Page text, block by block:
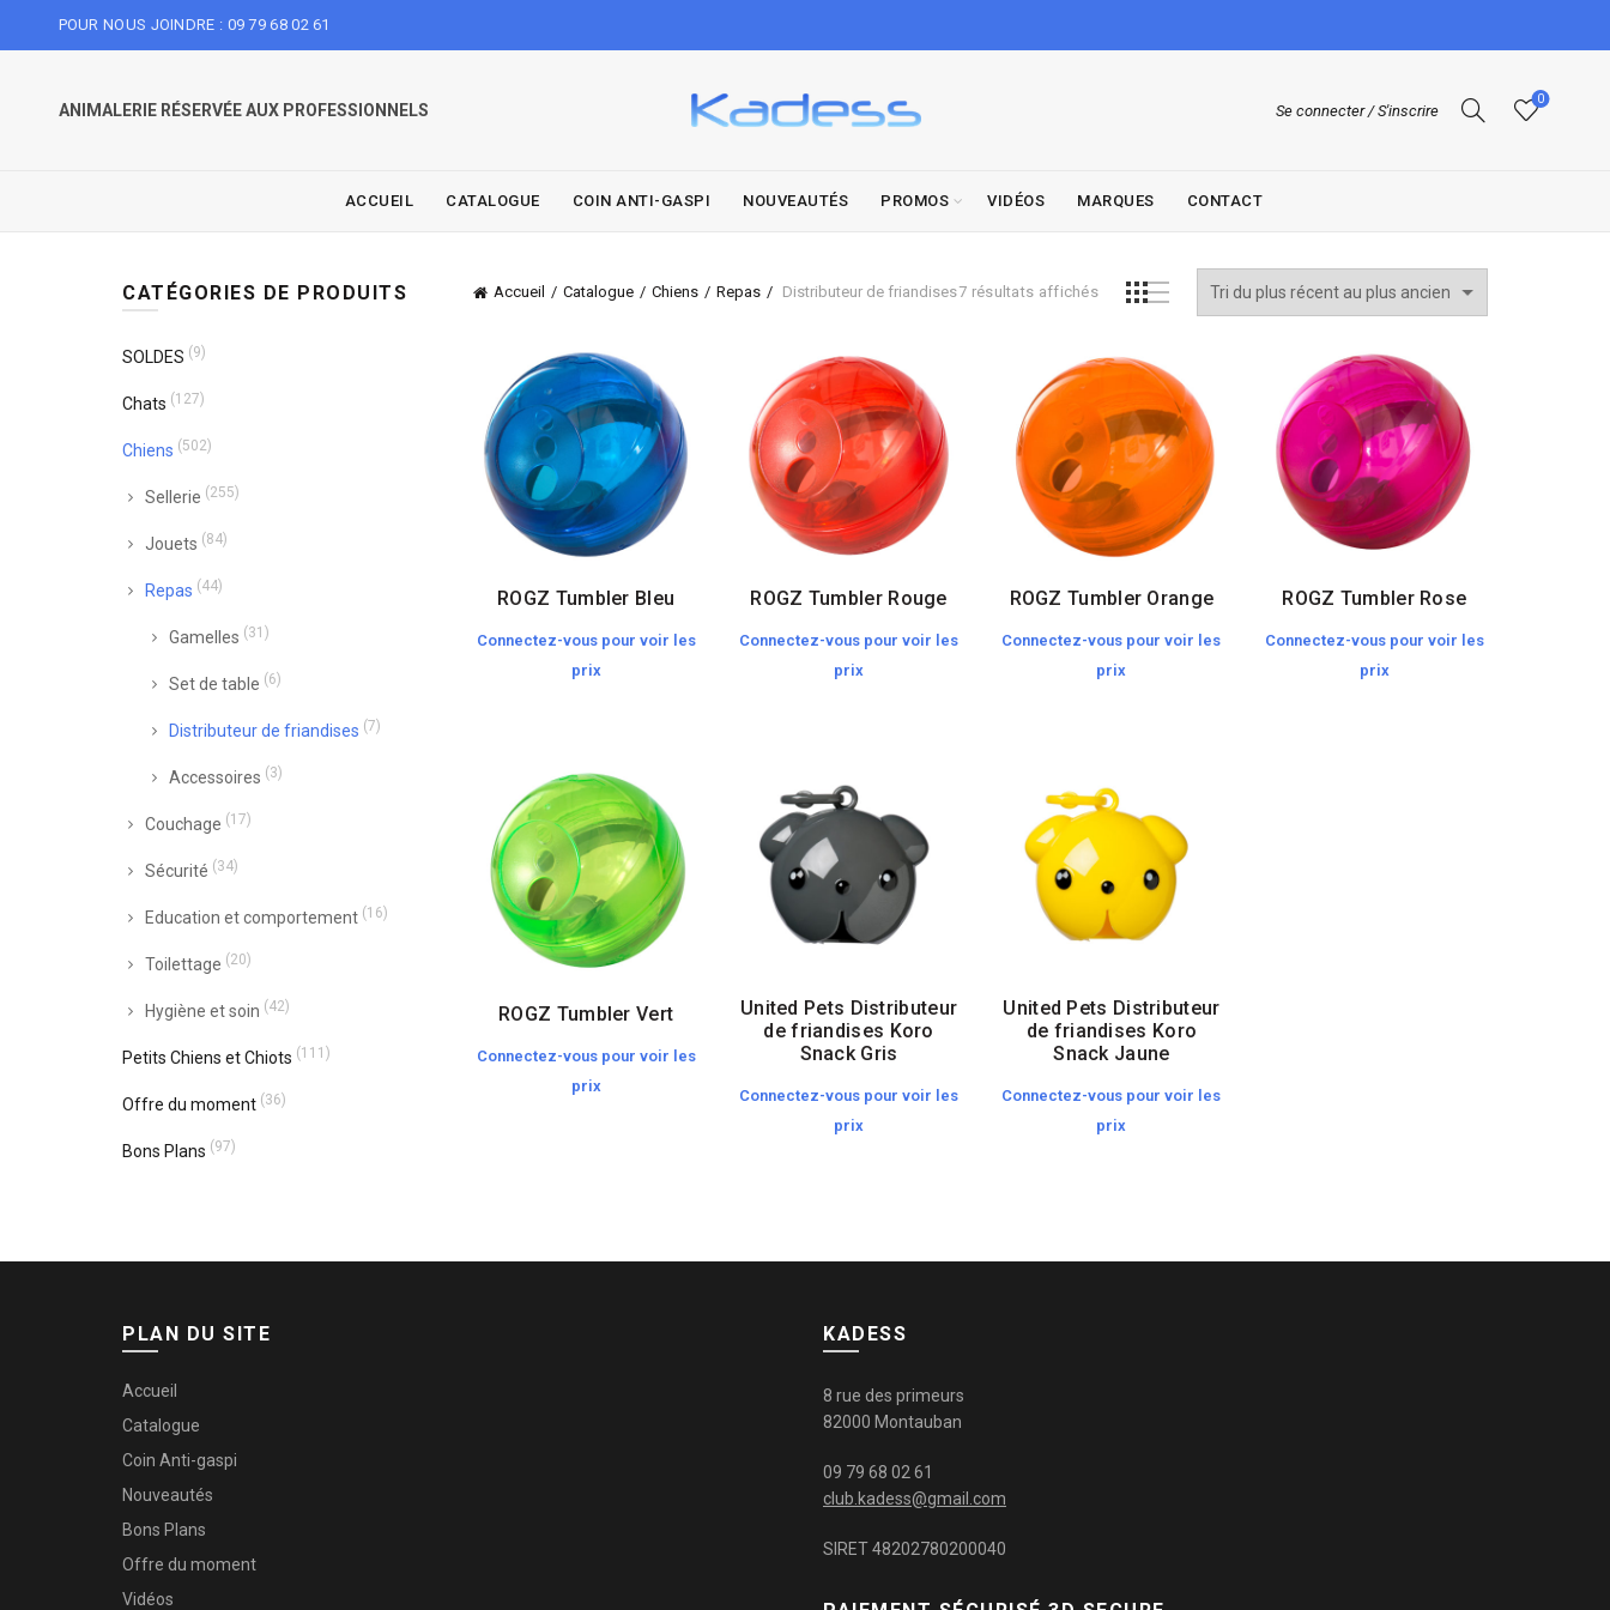
POUR NOUS JOINDRE : 09 79 68 02 61
ANIMALERIE RÉSERVÉE AUX PROFESSIONNELS Se connecter / S'inscrire
0
ACCUEIL CATALOGUE COIN ANTI-GASPI NOUVEAUTÉS PROMOS VIDÉOS MARQUES CONTACT
Accueil Catalogue Chiens Repas Distributeur de friandises7 résultats affichésTrié
récent
plus
ancien
ROGZ Tumbler Bleu
Connectez-vous pour voir les
prix
ROGZ Tumbler Rouge
Connectez-vous pour voir les
prix
ROGZ Tumbler Orange
Connectez-vous pour voir les
prix
ROGZ Tumbler Rose
Connectez-vous pour voir les
prix
ROGZ Tumbler Vert
Connectez-vous pour voir les
prix
United Pets Distributeur
de friandises Koro
Snack Gris
Connectez-vous pour voir les
prix
United Pets Distributeur
de friandises Koro
Snack Jaune
Connectez-vous pour voir les
prix
CATÉGORIES DE PRODUITS
SOLDES (9)
Chats (127)
Chiens (502)
Sellerie (255)
Jouets (84)
Repas (44)
Gamelles (31)
Set de table (6)
Distributeur de friandises (7)
Accessoires (3)
Couchage (17)
Sécurité (34)
Education et comportement (16)
Toilettage (20)
Hygiène et soin (42)
Petits Chiens et Chiots (111)
Offre du moment (36)
Bons Plans (97)
PLAN DU SITE
Accueil
Catalogue
Coin Anti-gaspi
Nouveautés
Bons Plans
Offre du moment
Vidéos
KADESS
8 rue des primeurs
82000 Montauban
09 79 68 02 61
club.kadess@gmail.com
SIRET 48202780200040